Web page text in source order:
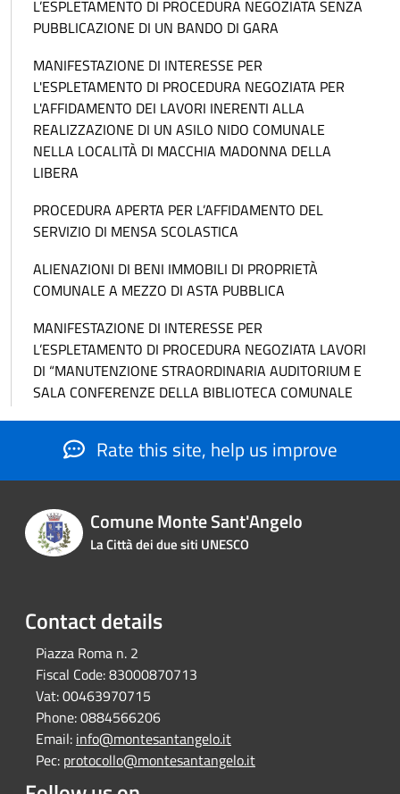
L’ESPLETAMENTO DI PROCEDURA NEGOZIATA SENZA
PUBBLICAZIONE DI UN BANDO DI GARA
MANIFESTAZIONE DI INTERESSE PER
L'ESPLETAMENTO DI PROCEDURA NEGOZIATA PER
L'AFFIDAMENTO DEI LAVORI INERENTI ALLA
REALIZZAZIONE DI UN ASILO NIDO COMUNALE
NELLA LOCALITÀ DI MACCHIA MADONNA DELLA
LIBERA
PROCEDURA APERTA PER L’AFFIDAMENTO DEL
SERVIZIO DI MENSA SCOLASTICA
ALIENAZIONI DI BENI IMMOBILI DI PROPRIETÀ
COMUNALE A MEZZO DI ASTA PUBBLICA
MANIFESTAZIONE DI INTERESSE PER
L’ESPLETAMENTO DI PROCEDURA NEGOZIATA LAVORI
DI “MANUTENZIONE STRAORDINARIA AUDITORIUM E
SALA CONFERENZE DELLA BIBLIOTECA COMUNALE
Rate this site, help us improve
Comune Monte Sant'Angelo
La Città dei due siti UNESCO
Contact details
Piazza Roma n. 2
Fiscal Code:83000870713
Vat:00463970715
Phone:0884566206
Email: info@montesantangelo.it
Pec: protocollo@montesantangelo.it